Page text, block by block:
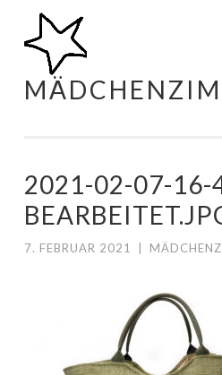
Zum
Inhalt
springen
2021-02-07-16-
7. FEBRUAR 2021